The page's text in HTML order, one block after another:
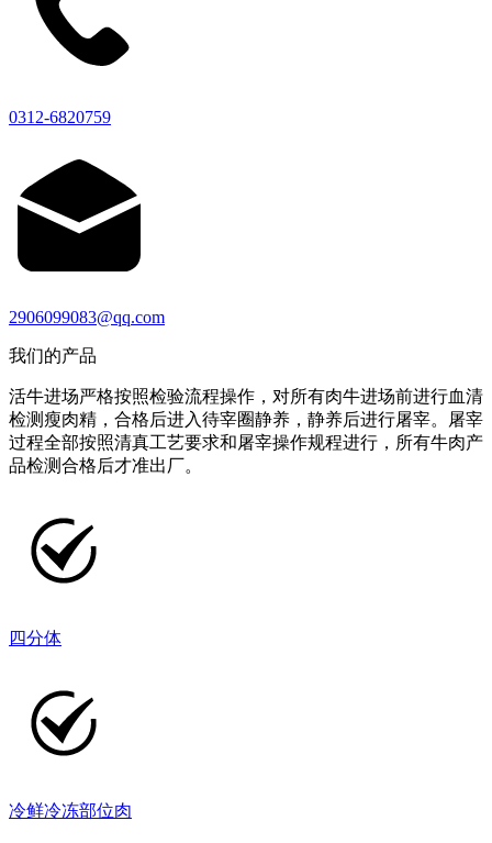
0312-6820759
2906099083@qq.com
我们的产品
活牛进场严格按照检验流程操作，对所有肉牛进场前进行血清
检测瘦肉精，合格后进入待宰圈静养，静养后进行屠宰。屠宰
过程全部按照清真工艺要求和屠宰操作规程进行，所有牛肉产
品检测合格后才准出厂。
四分体
冷鲜冷冻部位肉